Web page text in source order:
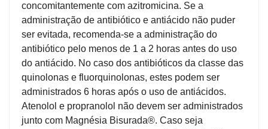
ATENDIMENTO
MAIS
concomitantemente com azitromicina. Se a
administração de antibiótico e antiácido não puder
ser evitada, recomenda-se a administração do
antibiótico pelo menos de 1 a 2 horas antes do uso
do antiácido. No caso dos antibióticos da classe das
quinolonas e fluorquinolonas, estes podem ser
administrados 6 horas após o uso de antiácidos.
Atenolol e propranolol não devem ser administrados
junto com Magnésia Bisurada®. Caso seja